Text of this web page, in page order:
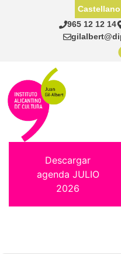
965 12 12 14
Castellano
Descargar
agenda JULIO
2026